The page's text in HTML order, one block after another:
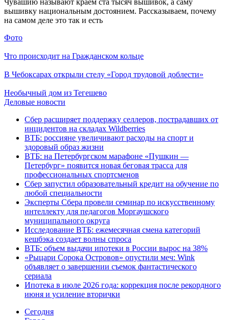
вышивку национальным достоянием. Рассказываем, почему
на самом деле это так и есть
Фото
Что происходит на Гражданском кольце
В Чебоксарах открыли стелу «Город трудовой доблести»
Необычный дом из Тегешево
Деловые новости
Сбер расширяет поддержку селлеров, пострадавших от
инцидентов на складах Wildberries
ВТБ: россияне увеличивают расходы на спорт и
здоровый образ жизни
ВТБ: на Петербургском марафоне «Пушкин —
Петербург» появится новая беговая трасса для
профессиональных спортсменов
Сбер запустил образовательный кредит на обучение по
любой специальности
Эксперты Сбера провели семинар по искусственному
интеллекту для педагогов Моргаушского
муниципального округа
Исследование ВТБ: ежемесячная смена категорий
кешбэка создает волны спроса
ВТБ: объем выдачи ипотеки в России вырос на 38%
«Рыцари Сорока Островов» опустили меч: Wink
объявляет о завершении съемок фантастического
сериала
Ипотека в июле 2026 года: коррекция после рекордного
июня и усиление вторички
Cегодня